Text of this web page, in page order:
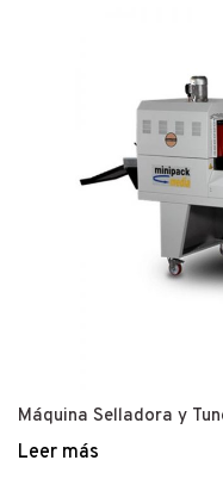
Máquina Selladora y
Leer más